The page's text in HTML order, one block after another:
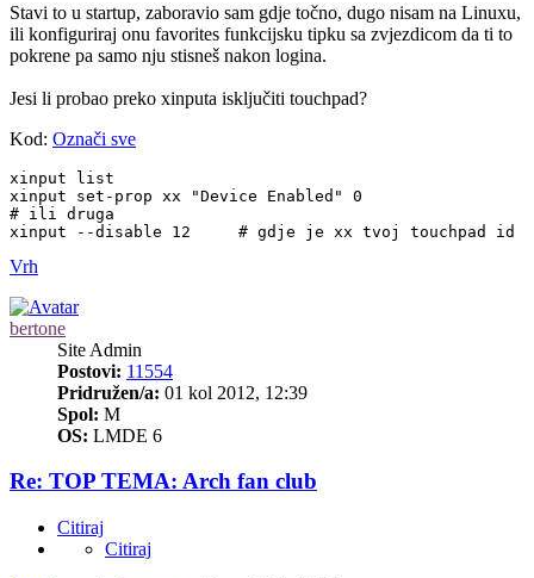
Stavi to u startup, zaboravio sam gdje točno, dugo nisam na Linuxu,
ili konfiguriraj onu favorites funkcijsku tipku sa zvjezdicom da ti to
pokrene pa samo nju stisneš nakon logina.
Jesi li probao preko xinputa isključiti touchpad?
Kod: Označi sve
xinput list
xinput set-prop xx "Device Enabled" 0
# ili druga
xinput --disable 12	# gdje je xx tvoj touchpad id
Vrh
bertone
Site Admin
Postovi: 11554
Pridružen/a: 01 kol 2012, 12:39
Spol: M
OS: LMDE 6
Re: TOP TEMA: Arch fan club
Citiraj
Citiraj